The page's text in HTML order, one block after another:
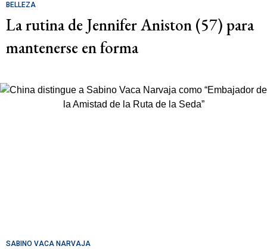
BELLEZA
La rutina de Jennifer Aniston (57) para
mantenerse en forma
SABINO VACA NARVAJA